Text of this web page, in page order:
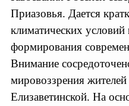
Приазовья. Дается
климатических условий
формирования
Внимание
мировоззрения
Елизаветинской. На